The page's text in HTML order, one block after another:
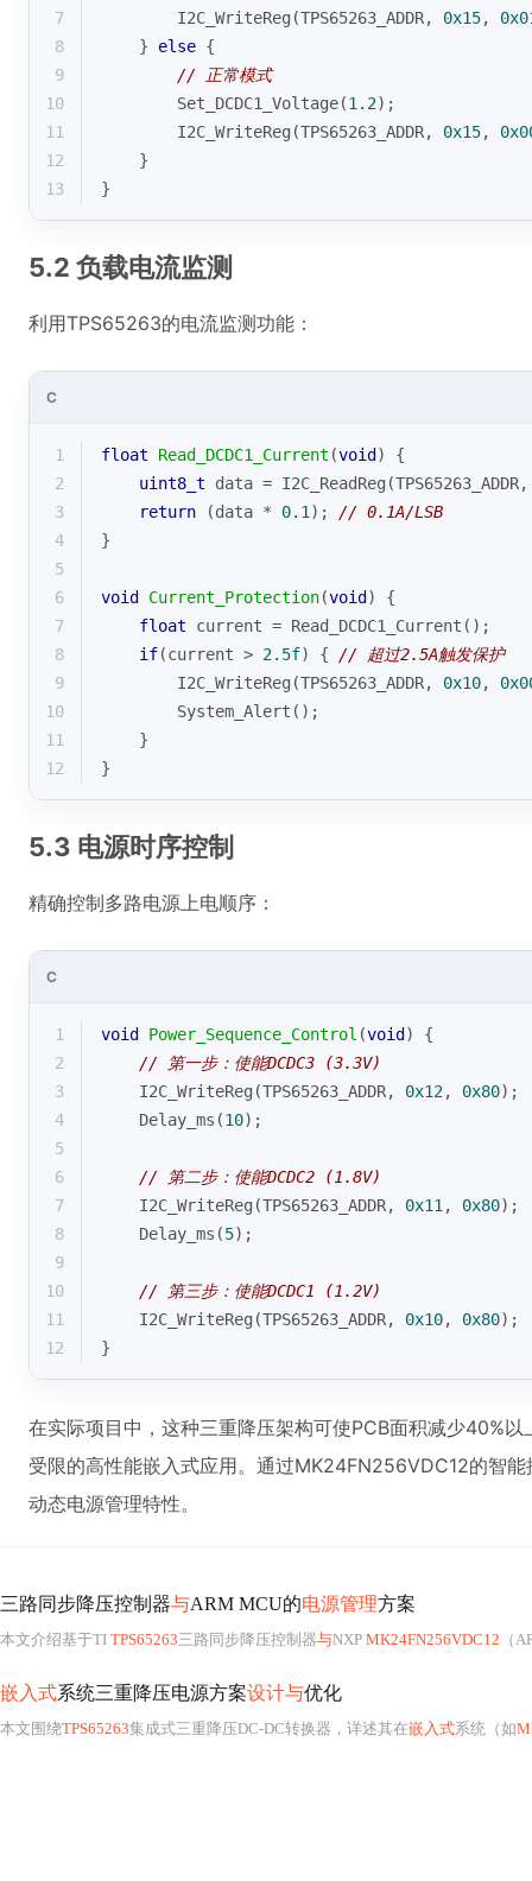
7
        I2C_WriteReg(TPS65263_ADDR,
0x15,
8
    }
else {
9
// 正常模式
10
        Set_DCDC1_Voltage(
1.2);
11
        I2C_WriteReg(TPS65263_ADDR,
0x15,
12
    }
13
}
5.2 负载电流监测
利用TPS65263的电流监测功能：
C
1 float Read_DCDC1_Current (void )
{
2
uint8_t data =
3
return (data * 0.1 ); // 0.1A/LSB
4
}
5
6
void Current_Protection(void )
{
7
float current = Read_DCDC1_Current();
8
if(current > 2.5f) { // 超过2.5A触发保护
9
        I2C_WriteReg(TPS65263_ADDR,
0x10,
10
        System_Alert();
11
    }
12
}
5.3 电源时序控制
精确控制多路电源上电顺序：
C
1 void Power_Sequence_Control (void )
{
2
// 第一步：使能DCDC3 (3.3V)
3
    I2C_WriteReg(TPS65263_ADDR,
0x12, 0x80);
4
    Delay_ms(
10);
5
6
// 第二步：使能DCDC2 (1.8V)
7
    I2C_WriteReg(TPS65263_ADDR,
0x11 , 0x80);
8
    Delay_ms(
5);
9
10
// 第三步：使能DCDC1 (1.2V)
11
    I2C_WriteReg(TPS65263_ADDR,
0x10, 0x80);
12
}
在实际项目中，这种三重降压架构可使PCB面积减少40%
受限的高性能嵌入式应用。通过MK24FN256VDC12的智
动态电源管理特性。
三路同步降压控制器与ARM MCU的电源管理方案
本文介绍基于TI TPS65263三路同步降压控制器与NXP MK24FN256VDC12 （
嵌入式系统三重降压电源方案设计与优化
本文围绕TPS65263集成式三重降压DC-DC转换器，详述其在嵌入式系统（如